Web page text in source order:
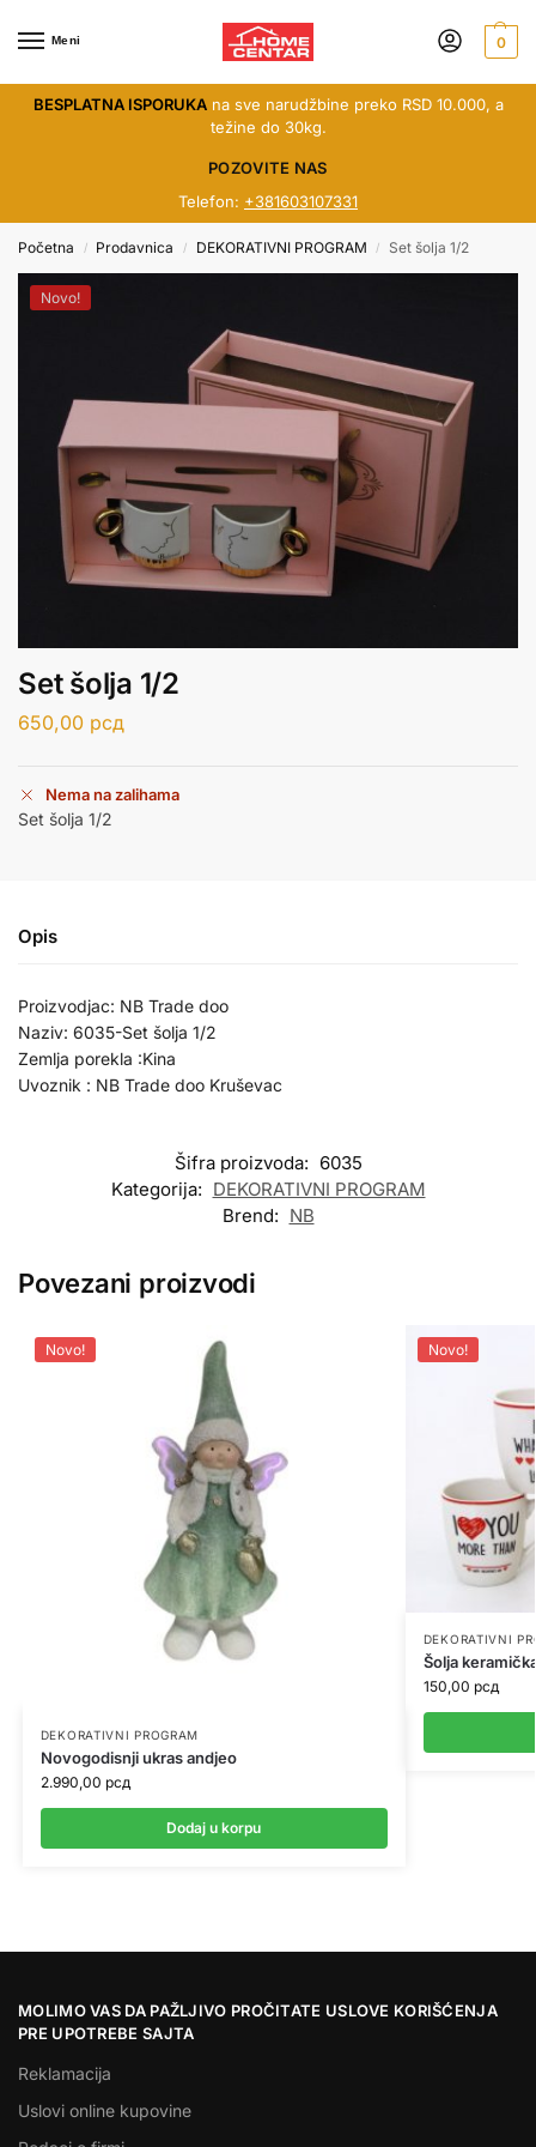
Meni 0
BESPLATNA ISPORUKAna sve narudžbine preko RSD 10.000, a
težine do 30kg.
POZOVITE NAS
Telefon: +381603107331
Početna / Prodavnica / DEKORATIVNI PROGRAM / Set šolja 1/2
Novo!
Set šolja 1/2
650,00 рсд
Nema na zalihama
Set šolja 1/2
Opis
Proizvodjac: NB Trade doo
Naziv: 6035-Set šolja 1/2
Zemlja porekla :Kina
Uvoznik : NB Trade doo Kruševac
Šifra proizvoda: 6035
Kategorija: DEKORATIVNI PROGRAM
Brend: NB
Povezani proizvodi
Novo!
DEKORATIVNI PROGRAM
Novogodisnji ukras andjeo
2.990,00 рсд
Dodaj u korpu
Novo!
DEKORATIVNI
Šolja
150,00 рсд
MOLIMO VAS DA PAŽLJIVO PROČITATE USLOVE KORIŠĆENJA
PRE UPOTREBE SAJTA
Reklamacija
Uslovi online kupovine